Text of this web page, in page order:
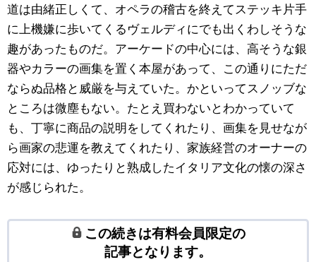
道は由緒正しくて、オペラの稽古を終えてステッキ片手
に上機嫌に歩いてくるヴェルディにでも出くわしそうな
趣があったものだ。アーケードの中心には、高そうな銀
器やカラーの画集を置く本屋があって、この通りにただ
ならぬ品格と威厳を与えていた。かといってスノッブな
ところは微塵もない。たとえ買わないとわかっていて
も、丁寧に商品の説明をしてくれたり、画集を見せなが
ら画家の悲運を教えてくれたり、家族経営のオーナーの
応対には、ゆったりと熟成したイタリア文化の懐の深さ
が感じられた。
この続きは有料会員限定の
記事となります。